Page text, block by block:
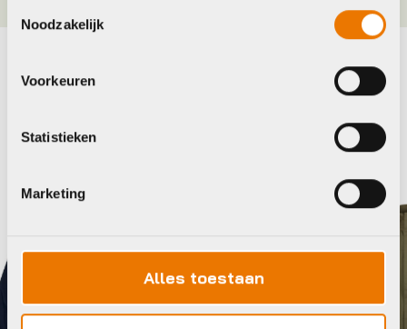
Noodzakelijk
Voorkeuren
Statistieken
Marketing
Alles toestaan
Maak je fiets compleet